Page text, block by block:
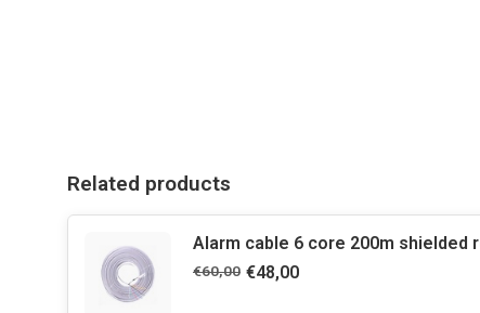
Related products
Alarm cable 6 core 200m shielded
€60,00 €48,00